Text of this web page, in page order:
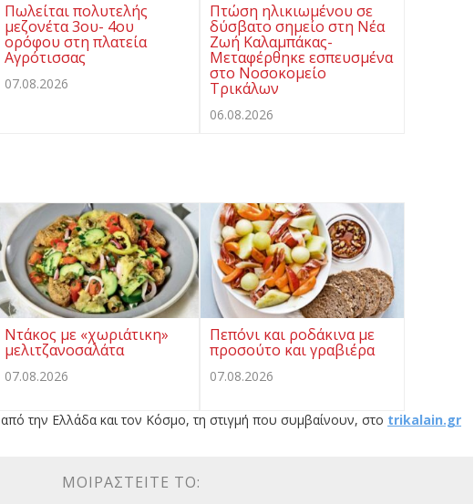
Πωλείται πολυτελής
μεζονέτα 3ου- 4ου
ορόφου στη πλατεία
Αγρότισσας
07.08.2026
Πτώση ηλικιωμένου σε
δύσβατο σημείο στη Νέα
Ζωή Καλαμπάκας-
Μεταφέρθηκε εσπευσμένα
στο Νοσοκομείο
Τρικάλων
06.08.2026
Ντάκος με «χωριάτικη»
μελιτζανοσαλάτα
07.08.2026
Πεπόνι και ροδάκινα με
προσούτο και γραβιέρα
07.08.2026
από την Ελλάδα και τον Κόσμο, τη στιγμή που συμβαίνουν, στο trikalain.gr
ΜΟΙΡΑΣΤΕΊΤΕ ΤΟ: